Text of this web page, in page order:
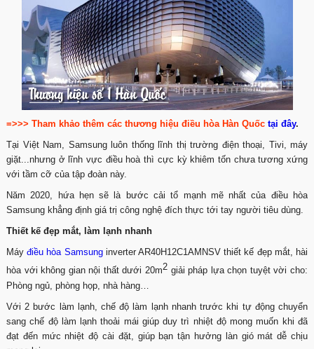
=>>> Tham khảo thêm các thương hiệu điều hòa Hàn Quốc tại đây.
Tại Việt Nam, Samsung luôn thống lĩnh thị trường điện thoại, Tivi, máy
giặt...nhưng ở lĩnh vực điều hoà thì cực kỳ khiêm tốn chưa tương xứng
với tầm cỡ của tập đoàn này.
Năm 2020, hứa hẹn sẽ là bước cải tổ mạnh mẽ nhất của điều hòa
Samsung khẳng định giá trị công nghệ đích thực tới tay người tiêu dùng.
Thiết kế đẹp mắt, làm lạnh nhanh
Máyđiều hòa Samsunginverter AR40H12C1AMNSV thiết kế đẹp mắt, hài
hòa với không gian nội thất dưới 20m2 giải pháp lựa chọn tuyệt vời cho:
Phòng ngủ, phòng họp, nhà hàng…
Với 2 bước làm lạnh, chế độ làm lạnh nhanh trước khi tự động chuyển
sang chế độ làm lạnh thoải mái giúp duy trì nhiệt độ mong muốn khi đã
đạt đến mức nhiệt độ cài đặt, giúp bạn tận hưởng làn gió mát dễ chịu